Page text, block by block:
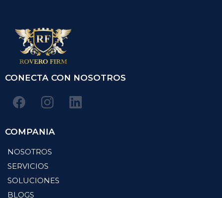
CONECTA CON NOSOTROS
COMPANIA
NOSOTROS
SERVICIOS
SOLUCIONES
BLOGS